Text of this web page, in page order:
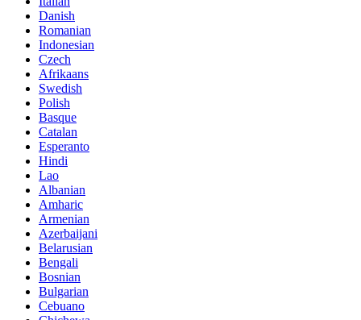
Danish
Romanian
Indonesian
Czech
Afrikaans
Swedish
Polish
Basque
Catalan
Esperanto
Hindi
Lao
Albanian
Amharic
Armenian
Azerbaijani
Belarusian
Bengali
Bosnian
Bulgarian
Cebuano